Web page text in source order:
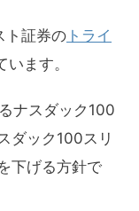
ト証券の トライ
ます。
ナスダック100
ダック100スリ
下げる方針で